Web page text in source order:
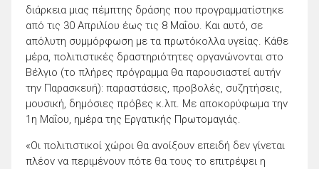
διάρκεια μιας πέμπτης δράσης που προγραμματίστηκε
από τις 30 Απριλίου έως τις 8 Μαΐου. Και αυτό, σε
απόλυτη συμμόρφωση με τα πρωτόκολλα υγείας. Κάθε
μέρα, πολιτιστικές δραστηριότητες οργανώνονται στο
Βέλγιο (το πλήρες πρόγραμμα θα παρουσιαστεί αυτήν
την Παρασκευή): παραστάσεις, προβολές, συζητήσεις,
μουσική, δημόσιες πρόβες κ.λπ. Με αποκορύφωμα την
1η Μαΐου, ημέρα της Εργατικής Πρωτομαγιάς.
«Οι πολιτιστικοί χώροι θα ανοίξουν επειδή δεν γίνεται
πλέον να περιμένουν πότε θα τους το επιτρέψει η